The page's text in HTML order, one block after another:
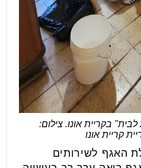
בקריית אונו. צילום:
קריית אונו
האגף לשירותים